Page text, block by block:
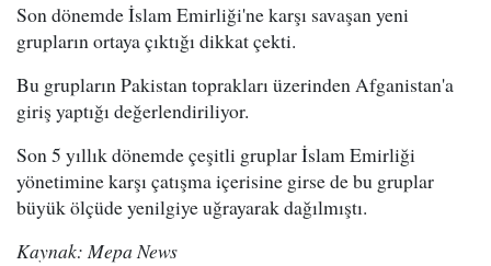
Son dönemde İslam Emirliği'ne karşı savaşan yeni
grupların ortaya çıktığı dikkat çekti.
Bu grupların Pakistan toprakları üzerinden Afganistan'a
giriş yaptığı değerlendiriliyor.
Son 5 yıllık dönemde çeşitli gruplar İslam Emirliği
yönetimine karşı çatışma içerisine girse de bu gruplar
büyük ölçüde yenilgiye uğrayarak dağılmıştı.
Kaynak: Mepa News